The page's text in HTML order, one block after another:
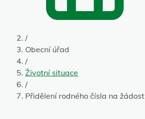
/
Obecní úřad
/
Životní situace
/
Přidělení rodného čísla na žádost